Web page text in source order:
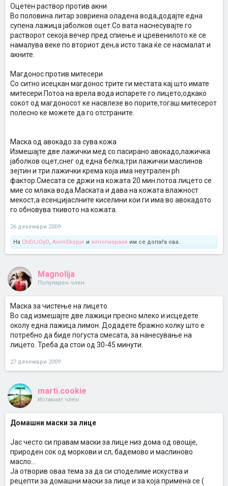
Оцетен раствор против акни
Во половина литар зовриена оладена вода,додајте една
супена лажица јаболков оцет.Со вата наснесувајте го
растворот секоја вечер пред спиење и цревенилото ке се
намалува веке по вториот ден,а исто така ќе се насмалат и
акните.
Магдонос против митесери
Со ситно исецкан магдонос трите ги местата кај што имате
митесери.Потоа на врела вода испарете го лицето,одкако
сокот од магдоносот ке насвлезе во порите,тогаш митесерот
полесно ке можете да го отстраните.
Маска од авокадо за сува кожа
Измешајте две лажички мед со пасирано авокадо,лажичка
јаболков оцет,снег од една белка,три лажички маслинов
зејтин и три лажички крема која има неутрален ph
фактор.Смесата се држи на кожата 20 мин.потоа лицето се
мие со млака вода.Маската и дава на кожата влажност
мекост,а есенцијаслните киселини кои ги има во авокадото
го обновува ткивото на кожата.
26 декември 2009
На ChErLlOyD, AvonSkopje и simonaspase им се допаѓа ова.
Magnolija
Популарен член
Маска за чистење на лицето
Во сад измешајте две лажици пресно млеко и исцедете
околу една лажица лимон. Додадете бражно колку што е
потребно да биде погуста смесата, за нанесување на
лицето. Треба да стои од 30-45 минути.
27 декември 2009
marti.cookie
Истакнат член
Домашни маски за лице
Јас често си правам маски за лице низ дома од овошје,
природен сок од моркови и сл, бадемово и маслиново
масло...
Ја отворив оваа тема за да си споделиме искуства и
рецепти за домашни маски за лице и за која примена се (